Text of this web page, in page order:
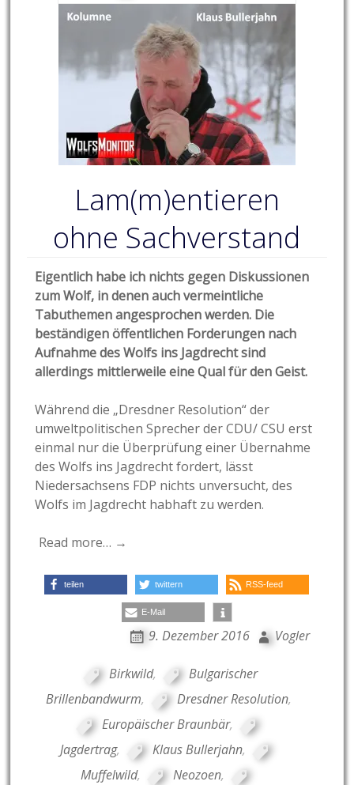
Lam(m)entieren
ohne Sachverstand
Eigentlich habe ich nichts gegen Diskussionen
zum Wolf, in denen auch vermeintliche
Tabuthemen angesprochen werden. Die
beständigen öffentlichen Forderungen nach
Aufnahme des Wolfs ins Jagdrecht sind
allerdings mittlerweile eine Qual für den Geist.
Während die „Dresdner Resolution“ der
umweltpolitischen Sprecher der CDU/ CSU erst
einmal nur die Überprüfung einer Übernahme
des Wolfs ins Jagdrecht fordert, lässt
Niedersachsens FDP nichts unversucht, des
Wolfs im Jagdrecht habhaft zu werden.
Read more… →
teilen twittern RSS-feed
E-Mail
9. Dezember 2016 Vogler
Birkwild,
Bulgarischer
Brillenbandwurm, Dresdner Resolution,
Europäischer Braunbär,
Jagdertrag, Klaus Bullerjahn,
Muffelwild, Neozoen,